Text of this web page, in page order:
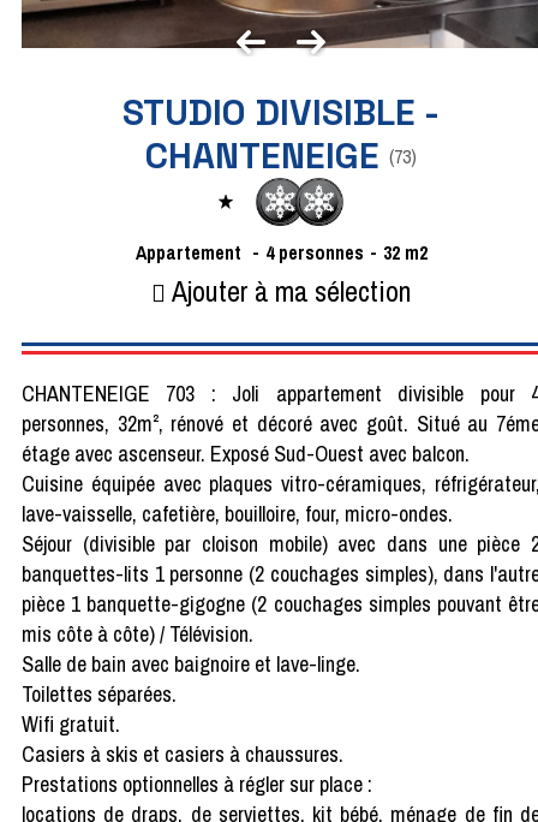
STUDIO DIVISIBLE -
CHANTENEIGE (73)
Appartement 4 personnes 32 m2
Ajouter à ma sélection
CHANTENEIGE 703 : Joli appartement divisible pour
personnes, 32m², rénové et décoré avec goût. Situé au
étage avec ascenseur. Exposé Sud-Ouest avec balcon.
Cuisine équipée avec plaques vitro-céramiques,
lave-vaisselle, cafetière, bouilloire, four, micro-ondes.
Séjour (divisible par cloison mobile) avec dans une pièce
banquettes-lits 1 personne (2 couchages simples), dans
pièce 1 banquette-gigogne (2 couchages simples pouvant
mis côte à côte) / Télévision.
Salle de bain avec baignoire et lave-linge.
Toilettes séparées.
Wifi gratuit.
Casiers à skis et casiers à chaussures.
Prestations optionnelles à régler sur place :
locations de draps, de serviettes, kit bébé, ménage de fin